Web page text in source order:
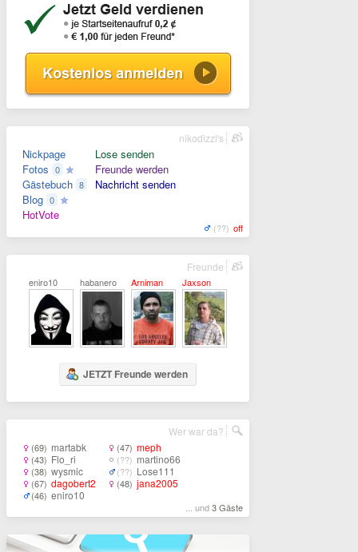
Nickpage
Fotos 0
Gästebuch 8
Blog 0
HotVote
Lose senden
Freunde werden
Nachricht senden
(??) off
nikodizzl's
eniro10 habanero Arniman Jaxson
JETZT Freunde werden
Freunde
(69) martabk
(43) Flo_ri
(38) wysmic
(67) dagobert2
(46) eniro10
(47) meph
(??) martino66
(??) Lose111
(48) jana2005
... und3 Gäste
Wer war da?